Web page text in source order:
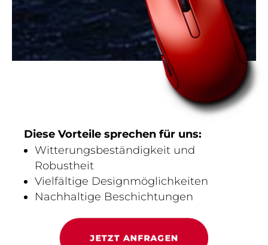
Diese Vorteile sprechen für uns:
Witterungsbeständigkeit und
Robustheit
Vielfältige Designmöglichkeiten
Nachhaltige Beschichtungen
JETZT ANFRAGEN